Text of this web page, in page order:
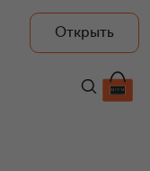
Открыть